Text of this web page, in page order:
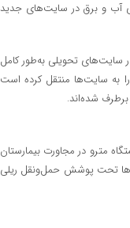
آب و برق در سایت‌های جدید
مختلف بین ۷۰ تا ۸۰ درصد، شبکه گاز در سایت‌های تحویلی به‌طور کامل
به سایت‌ها منتقل کرده است
مترو در مجاورت بیمارستان
مترو، این سایت‌ها تحت پوشش حمل‌ونقل ریلی